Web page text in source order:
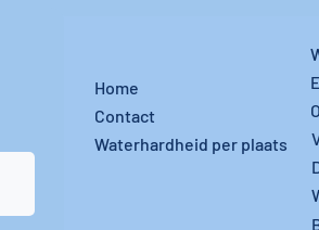
Home
Contact
Waterhardheid per plaats